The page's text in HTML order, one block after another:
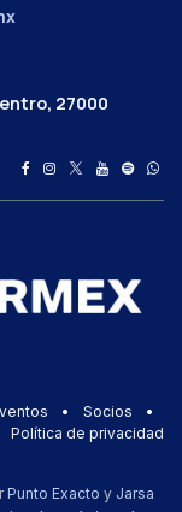
27000
• Socios
•
Política de privacidad
Punto Exacto y Jarsa